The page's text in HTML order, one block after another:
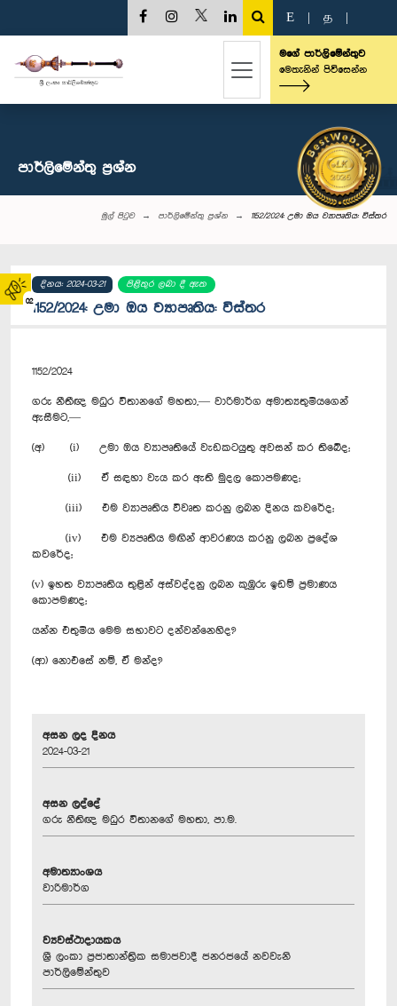
02
E த
මගේ පාර්ලිමේන්තුව
මෙතැනින් පිවිසෙන්න
පාර්ලි‌මේන්තු‌ ප්‍රශ්න
මුල් පිටුව පාර්ලි‌මේන්තු‌ ප්‍රශ්න 1152/2024: උමා ඔය ව්‍යාපෘතිය: විස්තර
දිනය: 2024-03-21 පිළිතුර ලබා දී ඇත
1152/2024: උමා ඔය ව්‍යාපෘතිය: විස්තර
1152/2024
ගරු නීතීඥ මධුර විතානගේ මහතා,— වාරිමාර්ග අමාත්‍යතුමියගෙන්
ඇසීමට,—
(අ) (i) උමා ඔය ව්‍යාපෘතියේ වැඩකටයුතු අවසන් කර තිබේද;
(ii) ඒ සඳහා වැය කර ඇති මුදල කොපමණද;
(iii) එම ව්‍යාපෘතිය විවෘත කරනු ලබන දිනය කවරේද;
(iv) එම ව්‍යපෘතිය මඟින් ආවරණය කරනු ලබන ප්‍රදේශ
කවරේද;
(v) ඉහත ව්‍යාපෘතිය තුළින් අස්වද්දනු ලබන කුඹුරු ඉඩම් ප්‍රමාණය
කොපමණද;
යන්න එතුමිය මෙම සභාවට දන්වන්නෙහිද?
(ආ) නොඑසේ නම්, ඒ මන්ද?
අසන ලද දිනය
2024-03-21
අසන ලද්දේ
ගරු නීතිඥ මධුර විතානගේ මහතා, පා.ම.
අමාත්‍යාංශය
වාරිමාර්ග
ව්‍යවස්ථාදායකය
ශ්‍රී ලංකා ප්‍රජාතාන්ත්‍රික සමාජවාදී ජනරජයේ නවවැනි
පාර්ලිමේන්තුව